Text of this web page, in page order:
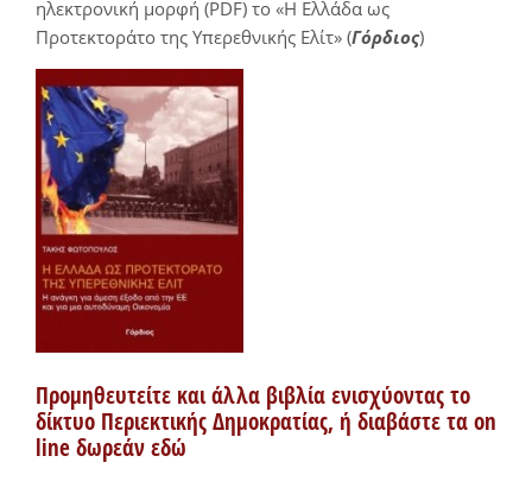
ηλεκτρονική μορφή (PDF) το «Η Ελλάδα ως
Προτεκτοράτο της Υπερεθνικής Ελίτ» (Γόρδιος)
Προμηθευτείτε και άλλα βιβλία ενισχύοντας το
δίκτυο Περιεκτικής Δημοκρατίας, ή διαβάστε τα on
line δωρεάν εδώ